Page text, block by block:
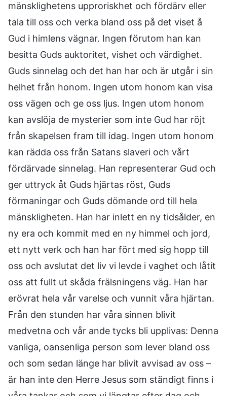
mänsklighetens upproriskhet och fördärv eller
tala till oss och verka bland oss på det viset å
Gud i himlens vägnar. Ingen förutom han kan
besitta Guds auktoritet, vishet och värdighet.
Guds sinnelag och det han har och är utgår i sin
helhet från honom. Ingen utom honom kan visa
oss vägen och ge oss ljus. Ingen utom honom
kan avslöja de mysterier som inte Gud har röjt
från skapelsen fram till idag. Ingen utom honom
kan rädda oss från Satans slaveri och vårt
fördärvade sinnelag. Han representerar Gud och
ger uttryck åt Guds hjärtas röst, Guds
förmaningar och Guds dömande ord till hela
mänskligheten. Han har inlett en ny tidsålder, en
ny era och kommit med en ny himmel och jord,
ett nytt verk och han har fört med sig hopp till
oss och avslutat det liv vi levde i vaghet och låtit
oss att fullt ut skåda frälsningens väg. Han har
erövrat hela vår varelse och vunnit våra hjärtan.
Från den stunden har våra sinnen blivit
medvetna och vår ande tycks bli upplivas: Denna
vanliga, oansenliga person som lever bland oss
och som sedan länge har blivit avvisad av oss –
är han inte den Herre Jesus som ständigt finns i